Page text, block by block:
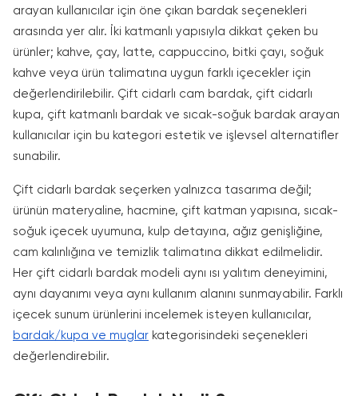
arayan kullanıcılar için öne çıkan bardak seçenekleri
arasında yer alır. İki katmanlı yapısıyla dikkat çeken bu
ürünler; kahve, çay, latte, cappuccino, bitki çayı, soğuk
kahve veya ürün talimatına uygun farklı içecekler için
değerlendirilebilir. Çift cidarlı cam bardak, çift cidarlı
kupa, çift katmanlı bardak ve sıcak-soğuk bardak arayan
kullanıcılar için bu kategori estetik ve işlevsel alternatifler
sunabilir.
Çift cidarlı bardak seçerken yalnızca tasarıma değil;
ürünün materyaline, hacmine, çift katman yapısına, sıcak-
soğuk içecek uyumuna, kulp detayına, ağız genişliğine,
cam kalınlığına ve temizlik talimatına dikkat edilmelidir.
Her çift cidarlı bardak modeli aynı ısı yalıtım deneyimini,
aynı dayanımı veya aynı kullanım alanını sunmayabilir. Farklı
içecek sunum ürünlerini incelemek isteyen kullanıcılar,
bardak/kupa ve muglar kategorisindeki seçenekleri
değerlendirebilir.